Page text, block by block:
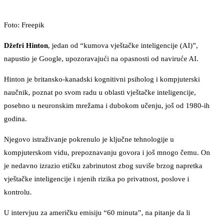
Foto: Freepik
Džefri Hinton, jedan od “kumova vještačke inteligencije (AI)”,
napustio je Google, upozoravajući na opasnosti od naviruće AI.
Hinton je britansko-kanadski kognitivni psiholog i kompjuterski
naučnik, poznat po svom radu u oblasti vještačke inteligencije,
posebno u neuronskim mrežama i dubokom učenju, još od 1980-ih
godina.
Njegovo istraživanje pokrenulo je ključne tehnologije u
kompjuterskom vidu, prepoznavanju govora i još mnogo čemu. On
je nedavno izrazio etičku zabrinutost zbog suviše brzog napretka
vještačke inteligencije i njenih rizika po privatnost, poslove i
kontrolu.
U intervjuu za američku emisiju “60 minuta”, na pitanje da li